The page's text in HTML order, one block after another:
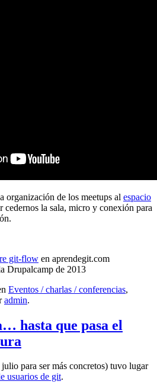
organización de los meetups al espacio
cedernos la sala, micro y conexión para
git-flow en aprendegit.com
Drupalcamp de 2013
Eventos / charlas / conferencias,
admin.
hasta que pasa el
para ser más concretos) tuvo lugar
usuarios de git.